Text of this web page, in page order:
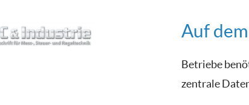
Auf
Betriebe
zentrale